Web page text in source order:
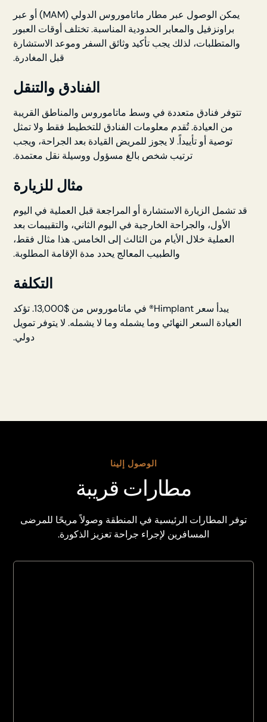
يمكن الوصول عبر مطار ماتاموروس الدولي (MAM) أو عبر
براونزفيل والمعابر الحدودية المناسبة. تختلف أوقات العبور
والمتطلبات، لذلك يجب تأكيد وثائق السفر وموعد الاستشارة
قبل المغادرة.
الفنادق والتنقل
تتوفر فنادق متعددة في وسط ماتاموروس والمناطق القريبة
من العيادة. تُقدم معلومات الفنادق للتخطيط فقط ولا تمثل
توصية أو تأييداً. لا يجوز للمريض القيادة بعد الجراحة، ويجب
ترتيب شخص بالغ مسؤول ووسيلة نقل معتمدة.
مثال للزيارة
قد تشمل الزيارة الاستشارة أو المراجعة قبل العملية في اليوم
الأول، والجراحة الخارجية في اليوم الثاني، والتقييمات بعد
العملية خلال الأيام من الثالث إلى الخامس. هذا مثال فقط،
والطبيب المعالج يحدد مدة الإقامة المطلوبة.
التكلفة
يبدأ سعر Himplant® في ماتاموروس من $13,000. تؤكد
العيادة السعر النهائي وما يشمله وما لا يشمله. لا يتوفر تمويل
دولي.
الوصول إلينا
مطارات قريبة
توفر المطارات الرئيسية في المنطقة وصولاً مريحًا للمرضى
المسافرين لإجراء جراحة تعزيز الذكورة.